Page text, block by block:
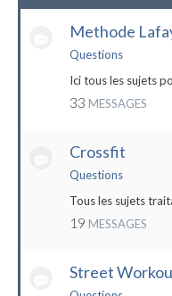
Methode
Questions
Ici tous les sujets
33 MESSAGES
Crossfit
Questions
Tous les sujets
19 MESSAGES
Street